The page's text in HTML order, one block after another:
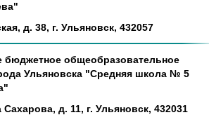
д. 38, г. Ульяновск, 432057
бюджетное общеобразовательное
Ульяновска "Средняя школа № 5
д. 11, г. Ульяновск, 432031